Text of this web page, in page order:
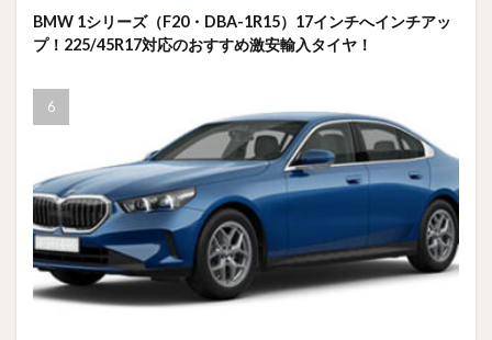
BMW 1シリーズ（F20・DBA-1R15）17インチへインチアッ
プ！225/45R17対応のおすすめ激安輸入タイヤ！